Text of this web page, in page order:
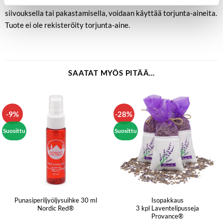
siivouksella tai pakastamisella, voidaan käyttää torjunta-aineita.
Tuote ei ole rekisteröity torjunta-aine.
SAATAT MYÖS PITÄÄ...
-9%
Suosittu
Punasiperiljyöljysuihke 30 ml
Nordic Red®
-28%
Suosittu
Isopakkaus
3 kpl Laventelipusseja
Provance®